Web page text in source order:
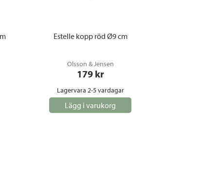
Estelle kopp röd Ø9 cm
Olsson & Jensen
179 kr
Lagervara 2-5 vardagar
Lägg i varukorg